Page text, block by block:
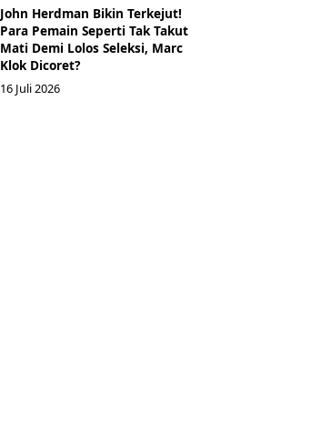
John Herdman Bikin Terkejut!
Para Pemain Seperti Tak Takut
Mati Demi Lolos Seleksi, Marc
Klok Dicoret?
16 Juli 2026